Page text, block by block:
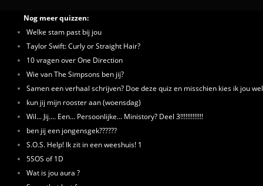
Nog meer quizzen:
Welke stam past bij jou
Taylor Swift: Curly or Straight Hair?
10 vragen over One Direction
Wie van The Simpsons ben jij?
Samen een verhaal schrijven? Doe deze quiz en misschien kies ik jou
kun jij mijn rooster aan (woensdag)
Wil... Jij.... Een... Persoonlijke... Ministory? Deel 3!!!!!!!!!!!!!
ben jij een jongensgek??????
S.O.S. Help! Ik zit in een weeshuis! 1
5SOS of 1D
Wat is jou aura ?